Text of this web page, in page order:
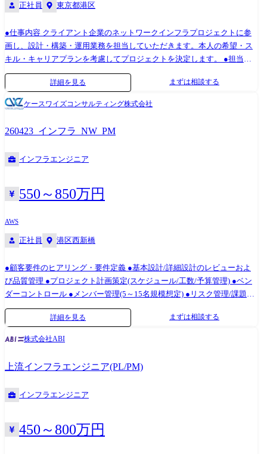
正社員 東京都港区
●仕事内容 クライアント企業のネットワークインフラプロジェクトに参
画し、設計・構築・運用業務を担当していただきます。本人の希望・ス
キル・キャリアプランを考慮してプロジェクトを決定します。 ●担当工
程 ・ネットワーク設計 ・ネットワーク構築 ・運用・保守 ・障害対応 ・
構成管理・ドキュメント作成 ●エンジニアファーストの取り組み ①案件
選択制 エンジニアの希望をもとに案件を提示し、本人の合意のもとで
参画先を決定します。 ②単価UPで給与UP 案件単価をベースに昇給を
100%保証 待機期間が発生した場合も給与は全額支給されます。 ④キ
ャリア支援 定期的なキャリア面談を実施し、スキルアップにつながる
案件を優先的に提案します。
詳細を見る まずは相談する
ケースワイズコンサルティング株式会社
260423_インフラ_NW_PM
インフラエンジニア
550～850万円
AWS
正社員 港区西新橋
●顧客要件のヒアリング・要件定義 ●基本設計/詳細設計のレビューおよ
び品質管理 ●プロジェクト計画策定(スケジュール/工数/予算管理) ●ベン
ダーコントロール ●メンバー管理(5～15名規模想定) ●リスク管理/課題管
理 ●顧客折衝・定例報告 ●構築・移行フェーズの統括 【プロジェクト
例】 ●大手企業向けネットワーク更改案件(国内/海外) ●データセンター移
設/統合案件 ●SASE導入プロジェクト ●クラウド接続基盤構築(AWS/Azure
詳細を見る まずは相談する
株式会社ABI
上流インフラエンジニア(PL/PM)
インフラエンジニア
450～800万円